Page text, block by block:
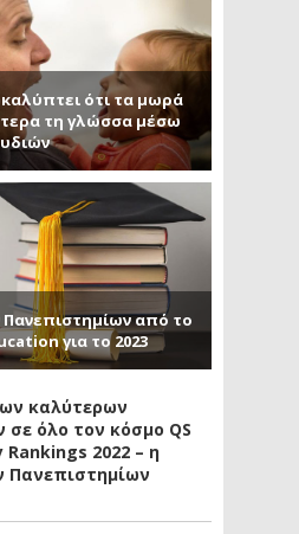
ότι τα μωρά
τη γλώσσα μέσω
από το
για το 2023
καλύτερων
όλο τον κόσμο QS
2022 – η
Πανεπιστημίων